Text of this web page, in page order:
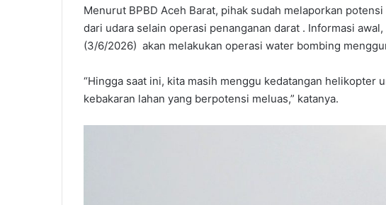
Menurut BPBD Aceh Barat, pihak sudah melaporkan
dari udara selain operasi penanganan darat . Informasi
(3/6/2026) akan melakukan operasi water bombing
“Hingga saat ini, kita masih menggu kedatangan
kebakaran lahan yang berpotensi meluas,” katanya.